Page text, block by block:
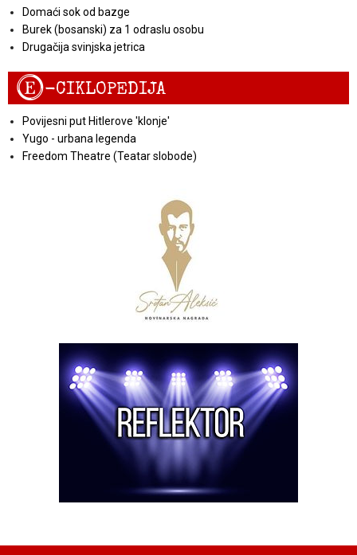
Domaći sok od bazge
Burek (bosanski) za 1 odraslu osobu
Drugačija svinjska jetrica
E-CIKLOPEDIJA
Povijesni put Hitlerove 'klonje'
Yugo - urbana legenda
Freedom Theatre (Teatar slobode)